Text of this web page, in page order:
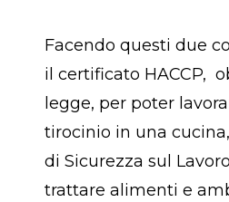
Facendo questi due
il certificato HACCP,
legge, per poter
tirocinio in una
di Sicurezza sul
trattare alimenti e